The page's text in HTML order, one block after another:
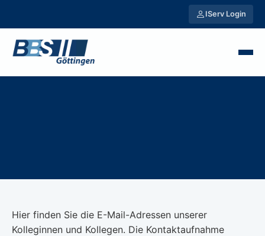
IServ Login
Hier finden Sie die E-Mail-Adressen unserer
Kolleginnen und Kollegen. Die Kontaktaufnahme